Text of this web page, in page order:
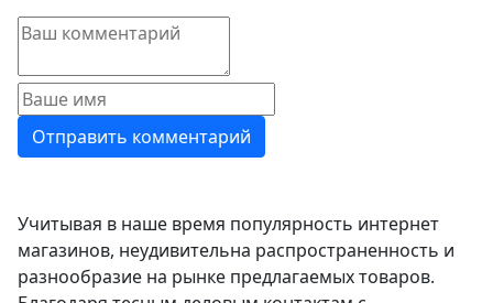
Учитывая в наше время популярность интернет
магазинов, неудивительна распространенность и
разнообразие на рынке предлагаемых товаров.